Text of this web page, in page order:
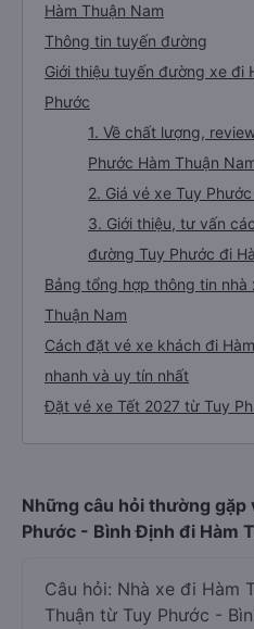
Hàm Thuận Nam
Thông tin tuyến đường
Giới thiệu tuyến đường xe đi
Phước
1. Về chất lượng,
Phước Hàm Thuận
2. Giá vé xe Tuy
3. Giới thiệu, tư vấn
đường Tuy Phước đi
Bảng tổng hợp thông tin nhà
Thuận Nam
Cách đặt vé xe khách đi
nhanh và uy tín nhất
Đặt vé xe Tết 2027 từ Tuy
Những câu hỏi thường
Phước - Bình Định đi Hàm
Câu hỏi: Nhà xe đi Hàm
Thuận từ Tuy Phước -